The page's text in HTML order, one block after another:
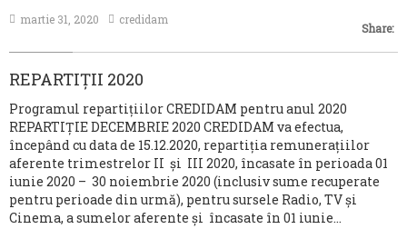
martie 31, 2020 credidam
Share:
REPARTIȚII 2020
Programul repartițiilor CREDIDAM pentru anul 2020
REPARTIȚIE DECEMBRIE 2020 CREDIDAM va efectua,
începând cu data de 15.12.2020, repartiția remunerațiilor
aferente trimestrelor II și III 2020, încasate în perioada 01
iunie 2020 – 30 noiembrie 2020 (inclusiv sume recuperate
pentru perioade din urmă), pentru sursele Radio, TV și
Cinema, a sumelor aferente și încasate în 01 iunie…